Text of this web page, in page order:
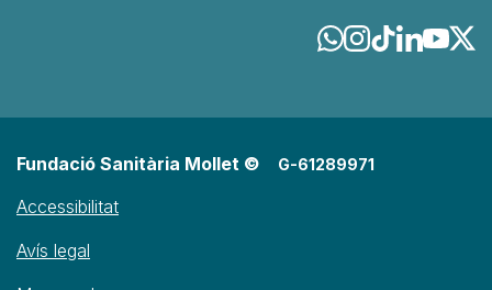
Fundació Sanitària Mollet © G-61289971
Accessibilitat
Avís legal